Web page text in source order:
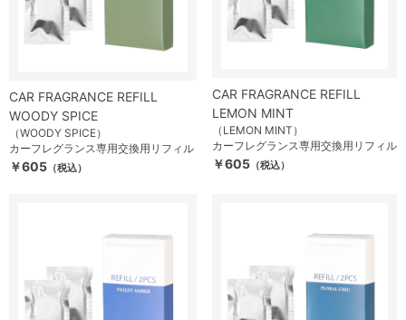
CAR FRAGRANCE REFILL
WOODY SPICE
（WOODY SPICE）
カーフレグランス専用交換用リフィル
￥605 （税込）
CAR FRAGRANCE REFILL
LEMON MINT
（LEMON MINT）
カーフレグランス専用交換用リフィル
￥605 （税込）